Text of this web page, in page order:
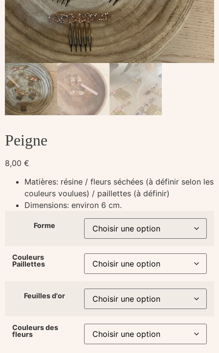
Peigne
8,00 €
Matières: résine / fleurs séchées (à définir selon les
couleurs voulues) / paillettes (à définir)
Dimensions: environ 6 cm.
Forme
Couleurs
Paillettes
Feuilles d'or
Couleurs des
fleurs